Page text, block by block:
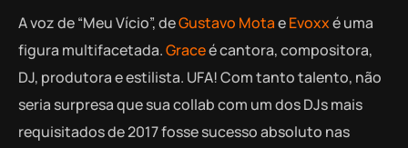
A voz de “Meu Vício”, deGustavo MotaeEvoxxé uma
figura multifacetada.Graceé cantora, compositora,
DJ, produtora e estilista. UFA! Com tanto talento, não
seria surpresa que sua collab com um dos DJs mais
requisitados de 2017 fosse sucesso absoluto nas